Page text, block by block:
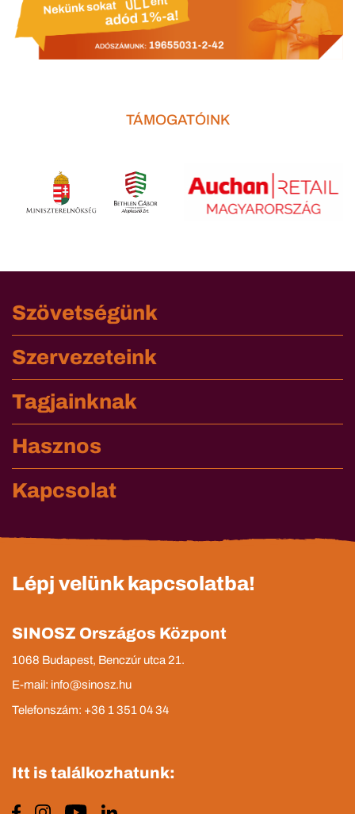
TÁMOGATÓINK
Szövetségünk
Szervezeteink
Tagjainknak
Hasznos
Kapcsolat
Lépj velünk kapcsolatba!
SINOSZ Országos Központ
1068 Budapest, Benczúr utca 21.
E-mail: info@sinosz.hu
Telefonszám: +36 1 351 04 34
Itt is találkozhatunk: